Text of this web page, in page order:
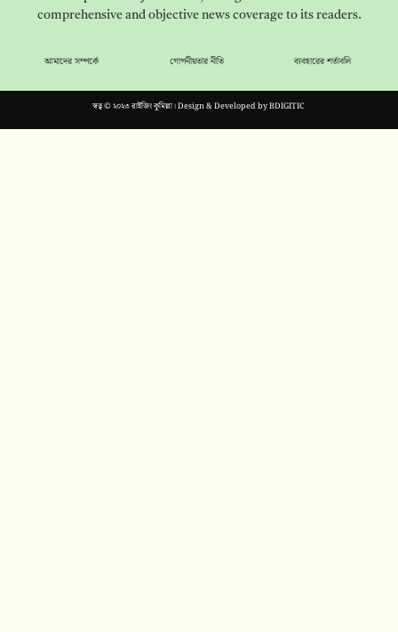
comprehensive and objective news coverage to its readers.
আমাদের সম্পর্কে গোপনীয়তার নীতি ব্যবহারের শর্তাবলি
স্বত্ব © ২০২৩ রাইজিং কুমিল্লা। Design & Developed byBDIGITIC